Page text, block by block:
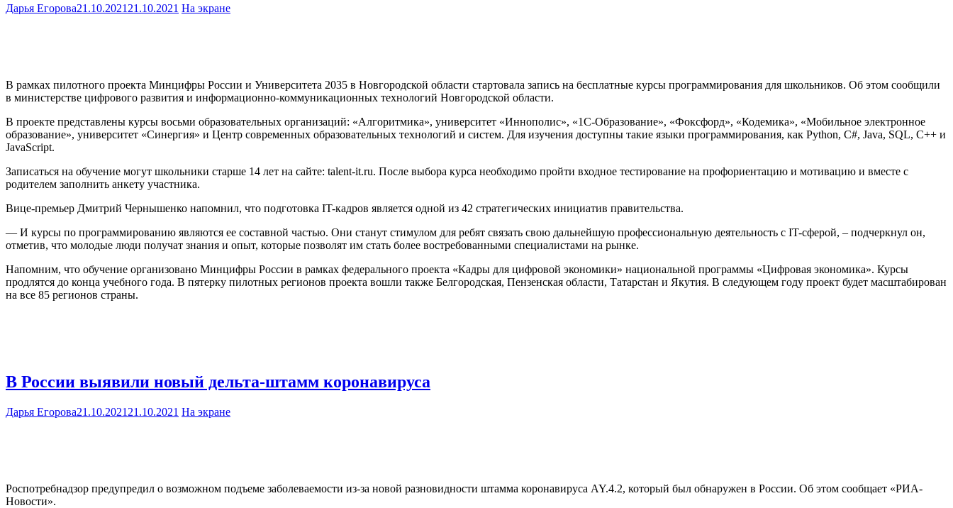
Дарья Егорова21.10.2021 21.10.2021 На экране
В рамках пилотного проекта Минцифры России и Университета 2035 в Новгородской области стартовала запись на бесплатные курсы программирования для школьников. Об этом сообщили
в министерстве цифрового развития и информационно-коммуникационных технологий Новгородской области.
В проекте представлены курсы восьми образовательных организаций: «Алгоритмика», университет «Иннополис», «1С-Образование», «Фоксфорд», «Кодемика», «Мобильное электронное
образование», университет «Синергия» и Центр современных образовательных технологий и систем. Для изучения доступны такие языки программирования, как Python, C#, Java, SQL, C++ и
JavaScript.
Записаться на обучение могут школьники старше 14 лет на сайте: talent-it.ru. После выбора курса необходимо пройти входное тестирование на профориентацию и мотивацию и вместе с
родителем заполнить анкету участника.
Вице-премьер Дмитрий Чернышенко напомнил, что подготовка IT-кадров является одной из 42 стратегических инициатив правительства.
— И курсы по программированию являются ее составной частью. Они станут стимулом для ребят связать свою дальнейшую профессиональную деятельность с IT-сферой, – подчеркнул он,
отметив, что молодые люди получат знания и опыт, которые позволят им стать более востребованными специалистами на рынке.
Напомним, что обучение организовано Минцифры России в рамках федерального проекта «Кадры для цифровой экономики» национальной программы «Цифровая экономика». Курсы
продлятся до конца учебного года. В пятерку пилотных регионов проекта вошли также Белгородская, Пензенская области, Татарстан и Якутия. В следующем году проект будет масштабирован
на все 85 регионов страны.
В России выявили новый дельта-штамм коронавируса
Дарья Егорова21.10.2021 21.10.2021 На экране
Роспотребнадзор предупредил о возможном подъеме заболеваемости из-за новой разновидности штамма коронавируса AY.4.2, который был обнаружен в России. Об этом сообщает «РИА-
Новости».